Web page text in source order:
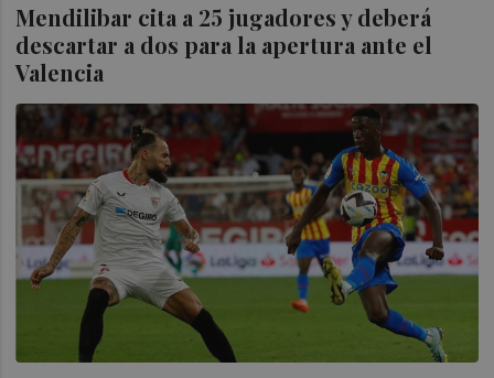
Mendilibar cita a 25 jugadores y deberá
descartar a dos para la apertura ante el
Valencia